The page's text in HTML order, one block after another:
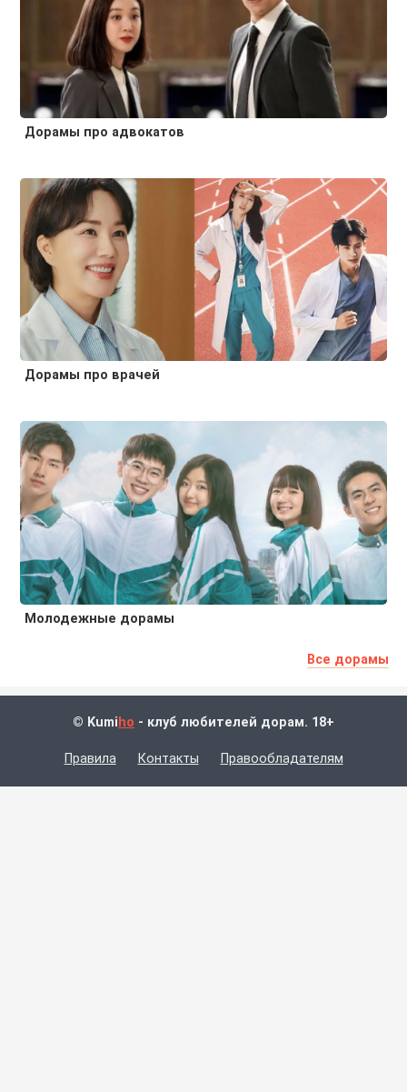
Дорамы про адвокатов
Дорамы про врачей
Молодежные дорамы
Все дорамы
© Kumi ho - клуб любителей дорам. 18+
Правила Контакты Правообладателям